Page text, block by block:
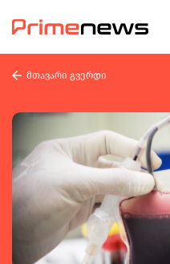
მთავარი გვერდი